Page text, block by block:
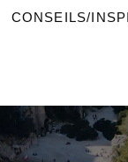
CONSEILS/